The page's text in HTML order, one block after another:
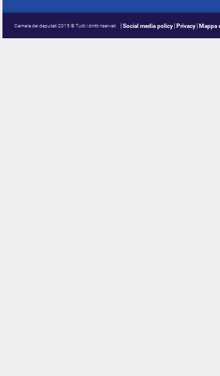
Camera dei deputati 2015 © Tutti i diritti riservati Social media policy Privacy Mappa